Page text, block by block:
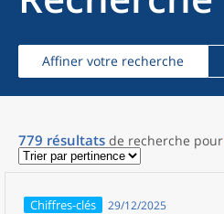
Affiner votre recherche
779 résultats de recherche pour
Chiffres-clés 29/12/2025